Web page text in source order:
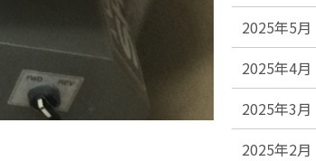
2025年5月
2025年4月
2025年3月
2025年2月